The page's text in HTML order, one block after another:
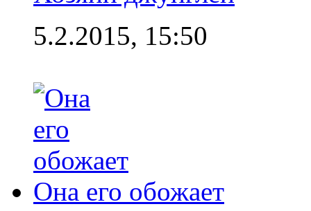
5.2.2015, 15:50
Она его обожает